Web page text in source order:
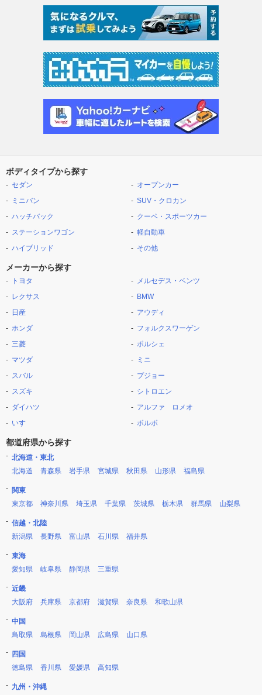
ボディタイプから探す
セダン
ミニバン
ハッチバック
ステーションワゴン
ハイブリッド
オープンカー
SUV・クロカン
クーペ・スポーツカー
軽自動車
その他
メーカーから探す
トヨタ
レクサス
日産
ホンダ
三菱
マツダ
スバル
スズキ
ダイハツ
いすゞ
メルセデス・ベンツ
BMW
アウディ
フォルクスワーゲン
ポルシェ
ミニ
プジョー
シトロエン
アルファ ロメオ
ボルボ
都道府県から探す
北海道・東北
北海道
青森県 岩手県 宮城県 秋田県 山形県 福島県
関東
東京都
神奈川県 埼玉県 千葉県 茨城県 栃木県 群馬県 山梨県
信越・北陸
新潟県
長野県 富山県 石川県 福井県
東海
愛知県
岐阜県 静岡県 三重県
近畿
大阪府
兵庫県 京都府 滋賀県 奈良県 和歌山県
中国
鳥取県
島根県 岡山県 広島県 山口県
四国
徳島県
香川県 愛媛県 高知県
九州・沖縄